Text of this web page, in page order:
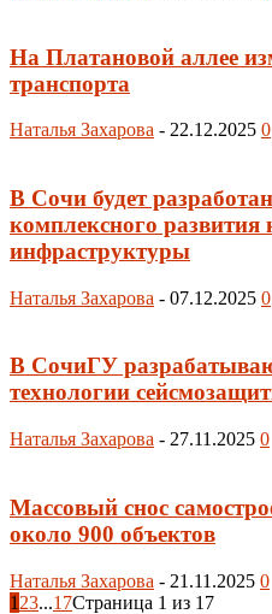
На Платановой аллее
транспорта
Наталья Захарова - 22.12.2025 0
В Сочи будет
комплексного
инфраструктуры
Наталья Захарова - 07.12.2025 0
В СочиГУ
технологии
Наталья Захарова - 27.11.2025 0
Массовый снос
около 900 объектов
Наталья Захарова - 21.11.2025 0
1 23...17Страница 1 из 17